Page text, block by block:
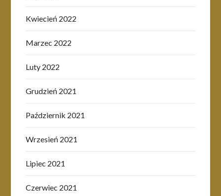
Kwiecień 2022
Marzec 2022
Luty 2022
Grudzień 2021
Październik 2021
Wrzesień 2021
Lipiec 2021
Czerwiec 2021